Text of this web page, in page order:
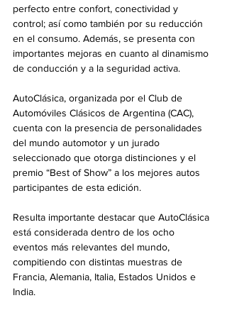
perfecto entre confort, conectividad y
control; así como también por su reducción
en el consumo. Además, se presenta con
importantes mejoras en cuanto al dinamismo
de conducción y a la seguridad activa.
AutoClásica, organizada por el Club de
Automóviles Clásicos de Argentina (CAC),
cuenta con la presencia de personalidades
del mundo automotor y un jurado
seleccionado que otorga distinciones y el
premio “Best of Show” a los mejores autos
participantes de esta edición.
Resulta importante destacar que AutoClásica
está considerada dentro de los ocho
eventos más relevantes del mundo,
compitiendo con distintas muestras de
Francia, Alemania, Italia, Estados Unidos e
India.